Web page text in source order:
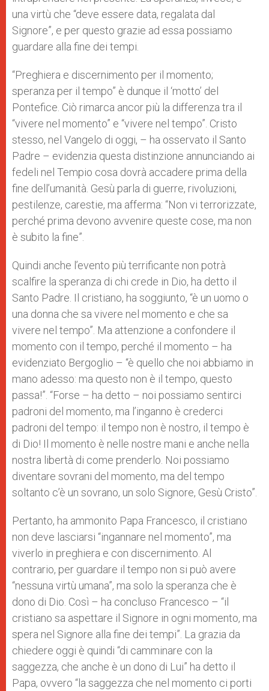
una virtù che “deve essere data, regalata dal
Signore”, e per questo grazie ad essa possiamo
guardare alla fine dei tempi.
“Preghiera e discernimento per il momento;
speranza per il tempo” è dunque il ‘motto’ del
Pontefice. Ciò rimarca ancor più la differenza tra il
“vivere nel momento” e “vivere nel tempo”. Cristo
stesso, nel Vangelo di oggi, – ha osservato il Santo
Padre – evidenzia questa distinzione annunciando ai
fedeli nel Tempio cosa dovrà accadere prima della
fine dell’umanità. Gesù parla di guerre, rivoluzioni,
pestilenze, carestie, ma afferma: “Non vi terrorizzate,
perché prima devono avvenire queste cose, ma non
è subito la fine”.
Quindi anche l’evento più terrificante non potrà
scalfire la speranza di chi crede in Dio, ha detto il
Santo Padre. Il cristiano, ha soggiunto, “è un uomo o
una donna che sa vivere nel momento e che sa
vivere nel tempo”. Ma attenzione a confondere il
momento con il tempo, perché il momento – ha
evidenziato Bergoglio – “è quello che noi abbiamo in
mano adesso: ma questo non è il tempo, questo
passa!”. “Forse – ha detto – noi possiamo sentirci
padroni del momento, ma l’inganno è crederci
padroni del tempo: il tempo non è nostro, il tempo è
di Dio! Il momento è nelle nostre mani e anche nella
nostra libertà di come prenderlo. Noi possiamo
diventare sovrani del momento, ma del tempo
soltanto c’è un sovrano, un solo Signore, Gesù Cristo”.
Pertanto, ha ammonito Papa Francesco, il cristiano
non deve lasciarsi “ingannare nel momento”, ma
viverlo in preghiera e con discernimento. Al
contrario, per guardare il tempo non si può avere
“nessuna virtù umana”, ma solo la speranza che è
dono di Dio. Così – ha concluso Francesco – “il
cristiano sa aspettare il Signore in ogni momento, ma
spera nel Signore alla fine dei tempi”. La grazia da
chiedere oggi è quindi “di camminare con la
saggezza, che anche è un dono di Lui” ha detto il
Papa, ovvero “la saggezza che nel momento ci porti